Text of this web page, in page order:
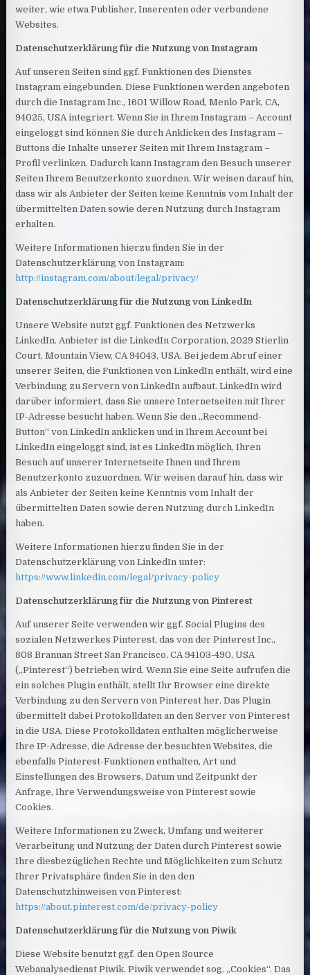
weiter, wie etwa Publisher, Inserenten oder verbundene
Websites.
Datenschutzerklärung für die Nutzung von Instagram
Auf unseren Seiten sind ggf. Funktionen des Dienstes
Instagram eingebunden. Diese Funktionen werden angeboten
durch die Instagram Inc., 1601 Willow Road, Menlo Park, CA,
94025, USA integriert. Wenn Sie in Ihrem Instagram – Account
eingeloggt sind können Sie durch Anklicken des Instagram –
Buttons die Inhalte unserer Seiten mit Ihrem Instagram –
Profil verlinken. Dadurch kann Instagram den Besuch unserer
Seiten Ihrem Benutzerkonto zuordnen. Wir weisen darauf hin,
dass wir als Anbieter der Seiten keine Kenntnis vom Inhalt der
übermittelten Daten sowie deren Nutzung durch Instagram
erhalten.
Weitere Informationen hierzu finden Sie in der
Datenschutzerklärung von Instagram:
http://instagram.com/about/legal/privacy/
Datenschutzerklärung für die Nutzung von LinkedIn
Unsere Website nutzt ggf. Funktionen des Netzwerks
LinkedIn. Anbieter ist die LinkedIn Corporation, 2029 Stierlin
Court, Mountain View, CA 94043, USA. Bei jedem Abruf einer
unserer Seiten, die Funktionen von LinkedIn enthält, wird eine
Verbindung zu Servern von LinkedIn aufbaut. LinkedIn wird
darüber informiert, dass Sie unsere Internetseiten mit Ihrer
IP-Adresse besucht haben. Wenn Sie den „Recommend-
Button“ von LinkedIn anklicken und in Ihrem Account bei
LinkedIn eingeloggt sind, ist es LinkedIn möglich, Ihren
Besuch auf unserer Internetseite Ihnen und Ihrem
Benutzerkonto zuzuordnen. Wir weisen darauf hin, dass wir
als Anbieter der Seiten keine Kenntnis vom Inhalt der
übermittelten Daten sowie deren Nutzung durch LinkedIn
haben.
Weitere Informationen hierzu finden Sie in der
Datenschutzerklärung von LinkedIn unter:
https://www.linkedin.com/legal/privacy-policy
Datenschutzerklärung für die Nutzung von Pinterest
Auf unserer Seite verwenden wir ggf. Social Plugins des
sozialen Netzwerkes Pinterest, das von der Pinterest Inc.,
808 Brannan Street San Francisco, CA 94103-490, USA
(„Pinterest“) betrieben wird. Wenn Sie eine Seite aufrufen die
ein solches Plugin enthält, stellt Ihr Browser eine direkte
Verbindung zu den Servern von Pinterest her. Das Plugin
übermittelt dabei Protokolldaten an den Server von Pinterest
in die USA. Diese Protokolldaten enthalten möglicherweise
Ihre IP-Adresse, die Adresse der besuchten Websites, die
ebenfalls Pinterest-Funktionen enthalten, Art und
Einstellungen des Browsers, Datum und Zeitpunkt der
Anfrage, Ihre Verwendungsweise von Pinterest sowie
Cookies.
Weitere Informationen zu Zweck, Umfang und weiterer
Verarbeitung und Nutzung der Daten durch Pinterest sowie
Ihre diesbezüglichen Rechte und Möglichkeiten zum Schutz
Ihrer Privatsphäre finden Sie in den den
Datenschutzhinweisen von Pinterest:
https://about.pinterest.com/de/privacy-policy
Datenschutzerklärung für die Nutzung von Piwik
Diese Website benutzt ggf. den Open Source
Webanalysedienst Piwik. Piwik verwendet sog. „Cookies“. Das